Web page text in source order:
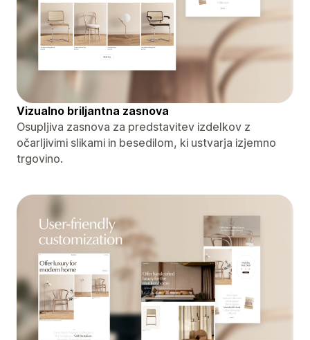
Vizualno briljantna zasnova
Osupljiva zasnova za predstavitev izdelkov z
očarljivimi slikami in besedilom, ki ustvarja izjemno
trgovino.